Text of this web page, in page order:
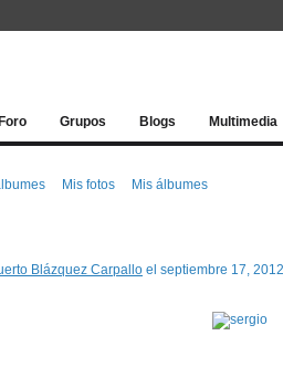
Foro Grupos Blogs Multimedia
Mis fotos Mis álbumes
Blázquez Carpallo el septiembre 17,